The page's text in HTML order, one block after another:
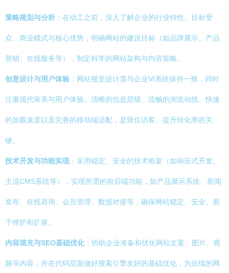
策略规划与分析 ：在动工之前，深入了解企业的行业特性、目标受
众、商业模式与核心优势，明确网站的建设目标（如品牌展示、产品
营销、在线服务等），制定科学的网站架构与内容策略。
创意设计与用户体验 ：网站视觉设计需与企业VI系统保持一致，同时
注重现代审美与用户体验。清晰的信息层级、流畅的浏览动线、快速
的加载速度以及完善的移动端适配，是留住访客、提升转化率的关
键。
技术开发与功能实现：采用稳定、安全的技术框架（如响应式开发、
主流CMS系统等），实现所需的前后端功能，如产品展示系统、新闻
发布、在线咨询、会员管理、数据对接等，确保网站稳定、安全、易
于维护和扩展。
内容填充与SEO基础优化：协助企业准备和优化网站文案、图片、视
频等内容，并在代码层面做好搜索引擎友好的基础优化，为后续的网